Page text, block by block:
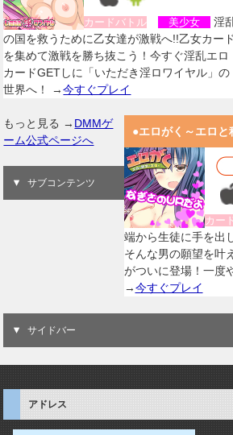
カードバトル 美少女
淫
の国を救うために乙女達が激戦へ!!乙女カード
を集めて激戦を勝ち抜こう！今すぐ淫乱エロ
カードGETしに「いただき淫ロワイヤル」の
世界へ！ →今すぐプレイ
●エロがく～エロと
カー
端から生徒に手を出
そんな男の願望を叶
がついに登場！一度
→今すぐプレイ
もっと見る → DMMゲ
ーム公式ページへ
サブコンテンツ
サイドバー
アドレス